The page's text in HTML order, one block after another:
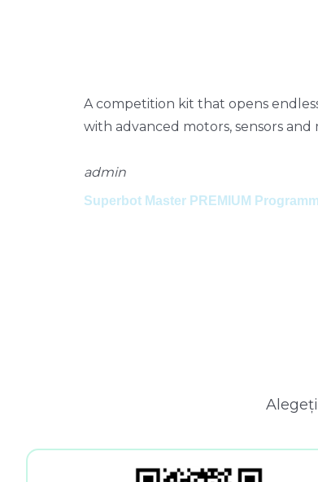
Un kit de competiție care deschide
precis cu motoare avansate,
admin
Set de construcție programabil